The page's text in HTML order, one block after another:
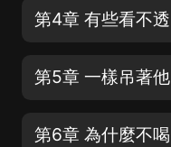
第4章 有些看不透
第5章 一樣吊著他
第6章 為什麼不喝